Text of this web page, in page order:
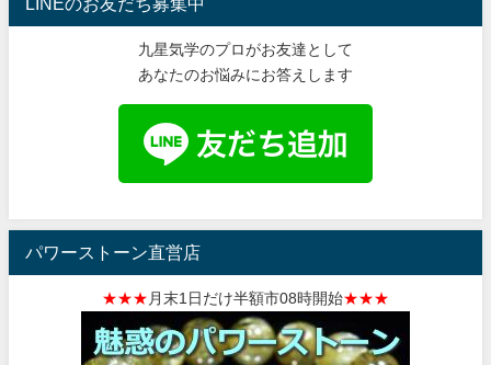
九星気学のプロがお友達として
あなたのお悩みにお答えします
パワーストーン直営店
★★★ 月末1日だけ半額市08時開始★★★